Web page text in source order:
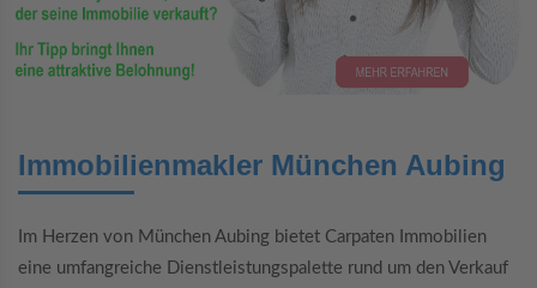
Immobilienmakler München Aubing
Im Herzen von München Aubing bietet Carpaten Immobilien
eine umfangreiche Dienstleistungspalette rund um den Verkauf